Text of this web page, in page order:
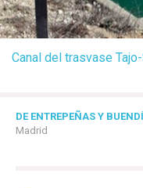
Canal del trasvase
DE ENTREPEÑAS Y
Madrid